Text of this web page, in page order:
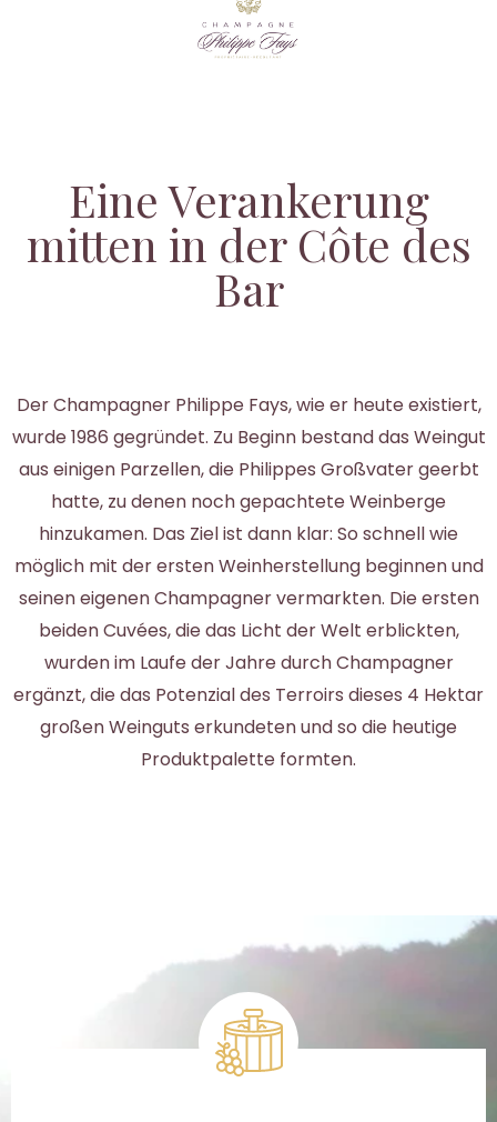
Eine Verankerung
mitten in der Côte des
Bar
Der Champagner Philippe Fays, wie er heute existiert,
wurde 1986 gegründet. Zu Beginn bestand das Weingut
aus einigen Parzellen, die Philippes Großvater geerbt
hatte, zu denen noch gepachtete Weinberge
hinzukamen. Das Ziel ist dann klar: So schnell wie
möglich mit der ersten Weinherstellung beginnen und
seinen eigenen Champagner vermarkten. Die ersten
beiden Cuvées, die das Licht der Welt erblickten,
wurden im Laufe der Jahre durch Champagner
ergänzt, die das Potenzial des Terroirs dieses 4 Hektar
großen Weinguts erkundeten und so die heutige
Produktpalette formten.